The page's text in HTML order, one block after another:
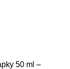
50 ml –